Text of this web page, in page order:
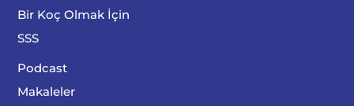
Bir Koç Olmak İçin
SSS
Podcast
Makaleler